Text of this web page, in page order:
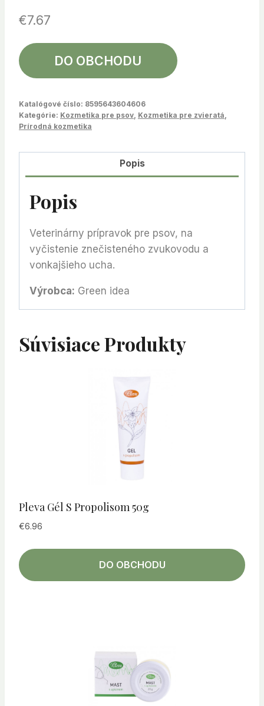
€7.67
DO OBCHODU
Katalógové číslo: 8595643604606
Kategórie: Kozmetika pre psov Kozmetika pre zvieratá
Prírodná kozmetika
Popis
Popis
Veterinárny prípravok pre psov, na
vyčistenie znečisteného zvukovodu a
vonkajšieho ucha.
Výrobca: Green idea
Súvisiace Produkty
Pleva Gél S Propolisom 50g
€6.96
DO OBCHODU